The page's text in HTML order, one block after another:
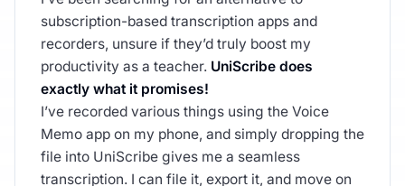
subscription-based transcription apps and
recorders, unsure if they’d truly boost my
productivity as a teacher. UniScribe does
exactly what it promises!
I’ve recorded various things using the Voice
Memo app on my phone, and simply dropping the
file into UniScribe gives me a seamless
transcription. I can file it, export it, and move on